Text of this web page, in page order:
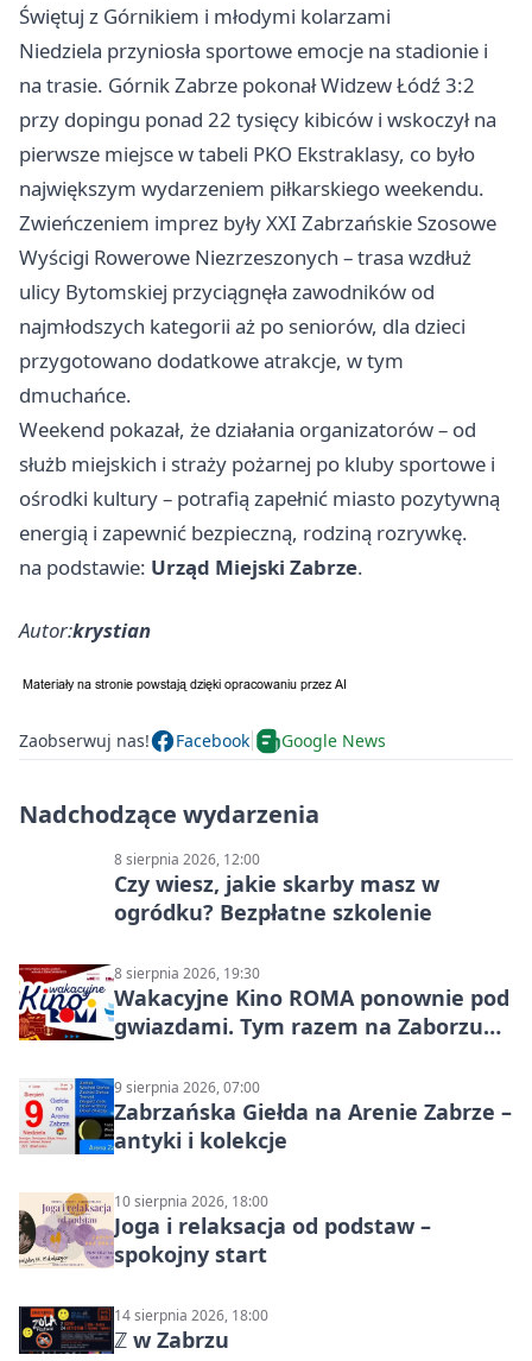
Świętuj z Górnikiem i młodymi kolarzami
Niedziela przyniosła sportowe emocje na stadionie i
na trasie. Górnik Zabrze pokonał Widzew Łódź 3:2
przy dopingu ponad 22 tysięcy kibiców i wskoczył na
pierwsze miejsce w tabeli PKO Ekstraklasy, co było
największym wydarzeniem piłkarskiego weekendu.
Zwieńczeniem imprez były XXI Zabrzańskie Szosowe
Wyścigi Rowerowe Niezrzeszonych – trasa wzdłuż
ulicy Bytomskiej przyciągnęła zawodników od
najmłodszych kategorii aż po seniorów, dla dzieci
przygotowano dodatkowe atrakcje, w tym
dmuchańce.
Weekend pokazał, że działania organizatorów – od
służb miejskich i straży pożarnej po kluby sportowe i
ośrodki kultury – potrafią zapełnić miasto pozytywną
energią i zapewnić bezpieczną, rodziną rozrywkę.
na podstawie: Urząd Miejski Zabrze.
Autor:krystian
Zaobserwuj nas! Facebook Google News
Nadchodzące wydarzenia
8 sierpnia 2026, 12:00
Czy wiesz, jakie skarby masz w
ogródku? Bezpłatne szkolenie
8 sierpnia 2026, 19:30
Wakacyjne Kino ROMA ponownie pod
gwiazdami. Tym razem na Zaborzu
9 sierpnia 2026, 07:00
Zabrzańska Giełda na Arenie Zabrze –
antyki i kolekcje
10 sierpnia 2026, 18:00
Joga i relaksacja od podstaw –
spokojny start
14 sierpnia 2026, 18:00
ℤ w Zabrzu